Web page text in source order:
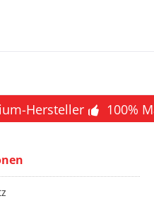
Hersteller 100%